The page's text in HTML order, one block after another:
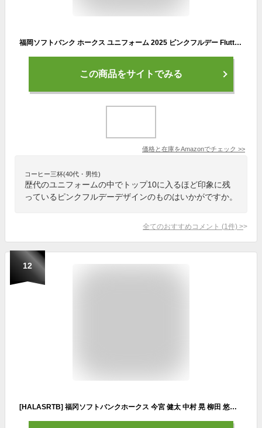
福岡ソフトバンク ホークス ユニフォーム 2025 ピンクフルデー Fluttering Flowers フラッタリング フラワーズ HAWKS ユニホーム (サイズ L)
この商品をサイトでみる
価格と在庫をAmazonでチェック >>
コーヒー三杯(40代・男性)
歴代のユニフォームの中でトップ10に入るほど印象に残
っているピンクフルデーデザインのものはいかがですか。
全てのおすすめコメント (1 件) >
12
[HALASRTB] 福冈ソフトバンクホークス 今宮 健太 中村 晃 柳田 悠岐 栗原 陵矢 ホークス 少年用 大人用 ジャージ ユニフォーム 大人 キッズ 子供向 記念 シャツ 男女兼用 レプリカ 記念シャツ 非公式 (6番,L)